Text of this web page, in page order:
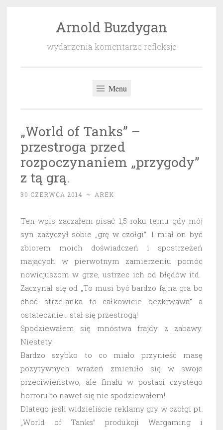
Arnold Buzdygan
wydarzenia komentarze refleksje
Menu
„World of Tanks” –
przestroga przed
rozpoczynaniem „przygody”
z tą grą.
30 CZERWCA 2014 ~ AREK
Ten wpis zacząłem pisać 1,5 roku temu gdy mój
syn zażyczył sobie „grę w czołgi”. I miał on być
zbiorem moich doświadczeń i spostrzeżeń
mających w pierwotnym zamierzeniu pomóc
nowicjuszom w grze, ustrzec ich od błędów itd.
Zaczynał się od „To musi być bardzo fajna gra bo
choć strzelanka to całkowicie bezkrwawa” a
ostatecznie… stał się przestrogą!
Spodziewałem się mnóstwa frajdy z zabawy.
Niestety!
Bardzo szybko to co miało przynieść masę
pozytywnych wrażeń zmieniło się w swoje
przeciwieństwo, ale finału w postaci czystego
horroru to nawet się nie spodziewałem!
Dlatego jeśli widzieliście reklamy gry w czołgi pt.
„World of Tanks” produkcji Wargaming i